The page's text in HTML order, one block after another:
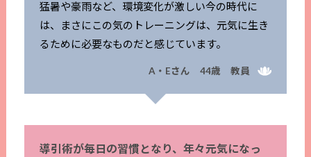
猛暑や豪雨など、環境変化が激しい今の時代に
は、まさにこの気のトレーニングは、元気に生き
るために必要なものだと感じています。
A・Eさん 44歳 教員
導引術が毎日の習慣となり、年々元気になっ